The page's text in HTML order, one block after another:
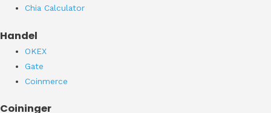
Chia Calculator
Handel
OKEX
Gate
Coinmerce
Coininger